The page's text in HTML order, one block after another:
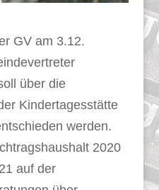
GV am 3.12.
über die
Kindertagesstätte
werden.
2020
auf der